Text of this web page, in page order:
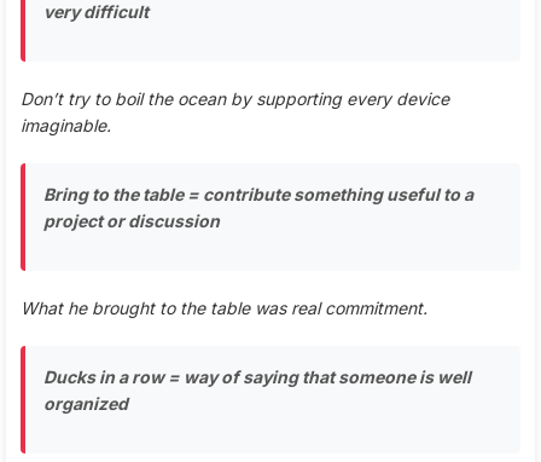
very difficult
Don’t try to boil the ocean by supporting every device
imaginable.
Bring to the table = contribute something useful to a
project or discussion
What he brought to the table was real commitment.
Ducks in a row = way of saying that someone is well
organized